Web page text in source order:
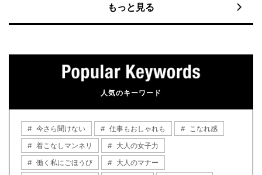
もっと見る
人気のキーワード
今さら聞けない 仕事もおしゃれも
こなれ感
着こなしマンネリ
大人の女子力
働く私にごほうび
大人のマナー